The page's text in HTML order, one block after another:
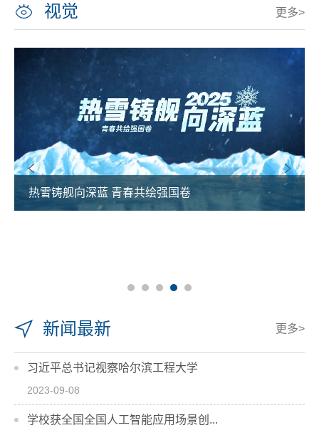
视觉 更多>
热雪铸舰向深蓝 青春共绘强国卷
新闻最新 更多>
习近平总书记视察哈尔滨工程大学
2023-09-08
学校获全国全国人工智能应用场景创...